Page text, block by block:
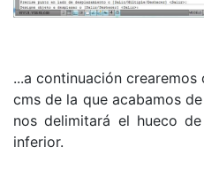
...a continuación
cms de la que acabamos
nos delimitará el hueco
inferior.